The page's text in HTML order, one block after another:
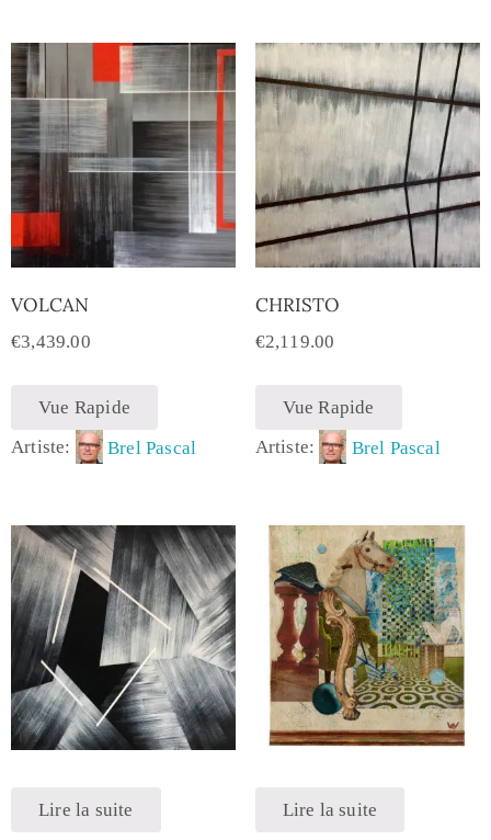
VOLCAN
€3,439.00
Vue Rapide
Artiste:
Brel Pascal
CHRISTO
€2,119.00
Vue Rapide
Artiste:
Brel Pascal
Lire la suite Lire la suite